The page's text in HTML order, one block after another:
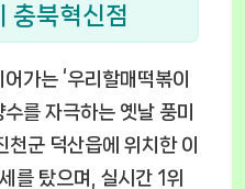
충북혁신점
가는 ‘우리할매떡볶이
를 자극하는 옛날 풍미
군 덕산읍에 위치한 이
를 탔으며, 실시간 1위